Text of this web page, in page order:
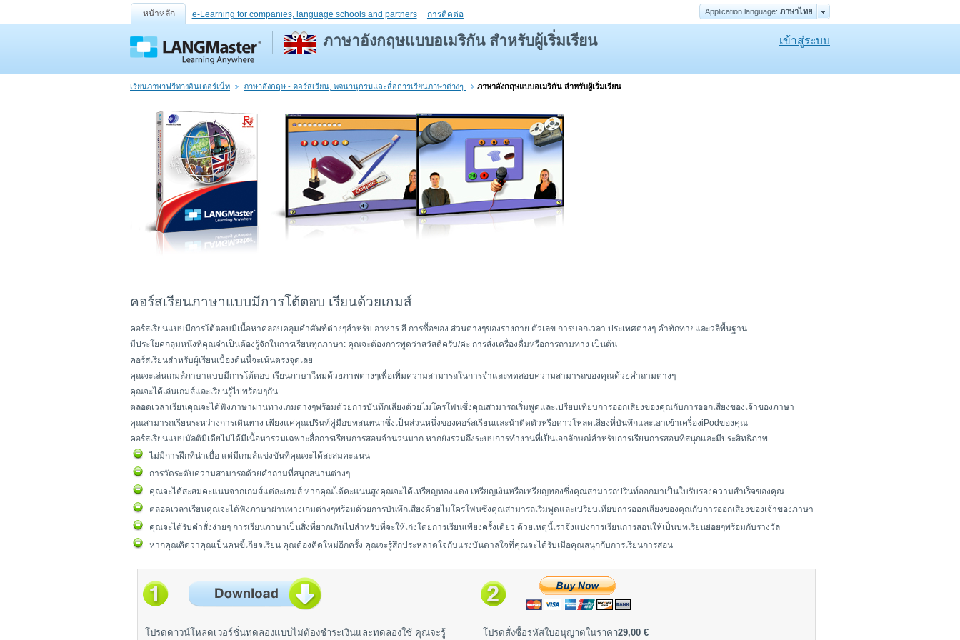
หน้าหลัก e-Learning for companies, language schools and partners การติดต่อ Application language: ภาษาไทย
ภาษาอังกฤษแบบอเมริกัน สำหรับผู้เริ่มเรียน เข้าสู่ระบบ
เรียนภาษาฟรีทางอินเตอร์เน็ท ภาษาอังกฤษ - คอร์สเรียน, พจนานุกรมและสื่อการเรียนภาษาต่างๆ ภาษาอังกฤษแบบอเมริกัน สำหรับผู้เริ่มเรียน
คอร์สเรียนภาษาแบบมีการโต้ตอบ เรียนด้วยเกมส์
คอร์สเรียนแบบมีการโต้ตอบมีเนื้อหาคลอบคลุมคำศัพท์ต่างๆสำหรับ อาหาร สี การซื้อของ ส่วนต่างๆของร่างกาย ตัวเลข การบอกเวลา ประเทศต่างๆ คำทักทายและวลีพื้นฐาน
มีประโยคกลุ่มหนึ่งที่คุณจำเป็นต้องรู้จักในการเรียนทุกภาษา: คุณจะต้องการพูดว่าสวัสดีครับ/ค่ะ การสั่งเครื่องดื่มหรือการถามทาง เป็นต้น
คอร์สเรียนสำหรับผู้เรียนเบื้องต้นนี้จะเน้นตรงจุดเลย
คุณจะเล่นเกมส์ภาษาแบบมีการโต้ตอบ เรียนภาษาใหม่ด้วยภาพต่างๆเพื่อเพิ่มความสามารถในการจำและทดสอบความสามารถของคุณด้วยคำถามต่างๆ
คุณจะได้เล่นเกมส์และเรียนรู้ไปพร้อมๆกัน
ตลอดเวลาเรียนคุณจะได้ฟังภาษาผ่านทางเกมต่างๆพร้อมด้วยการบันทึกเสียงด้วยไมโครโฟนซึ่งคุณสามารถเริ่มพูดและเปรียบเทียบการออกเสียงของคุณกับการออกเสียงของเจ้าของภาษา
คุณสามารถเรียนระหว่างการเดินทาง เพียงแค่คุณปรินท์คู่มือบทสนทนาซึ่งเป็นส่วนหนึ่งของคอร์สเรียนและนำติดตัวหรือดาวโหลดเสียงที่บันทึกและเอาเข้าเครื่องiPodของคุณ
คอร์สเรียนแบบมัลติมีเดียไม่ได้มีเนื้อหารวมเฉพาะสื่อการเรียนการสอนจำนวนมาก หากยังรวมถึงระบบการทำงานที่เป็นเอกลักษณ์สำหรับการเรียนการสอนที่สนุกและมีประสิทธิภาพ
ไม่มีการฝึกที่น่าเบื่อ แต่มีเกมส์แข่งขันที่คุณจะได้สะสมคะแนน
การวัดระดับความสามารถด้วยคำถามที่สนุกสนานต่างๆ
คุณจะได้สะสมคะแนนจากเกมส์แต่ละเกมส์ หากคุณได้คะแนนสูงคุณจะได้เหรียญทองแดง เหรียญเงินหรือเหรียญทองซึ่งคุณสามารถปรินท์ออกมาเป็นใบรับรองความสำเร็จของคุณ
ตลอดเวลาเรียนคุณจะได้ฟังภาษาผ่านทางเกมต่างๆพร้อมด้วยการบันทึกเสียงด้วยไมโครโฟนซึ่งคุณสามารถเริ่มพูดและเปรียบเทียบการออกเสียงของคุณกับการออกเสียงของเจ้าของภาษา
คุณจะได้รับคำสั่งง่ายๆ การเรียนภาษาเป็นสิ่งที่ยากเกินไปสำหรับที่จะให้เก่งโดยการเรียนเพียงครั้งเดียว ด้วยเหตุนี้เราจึงแบ่งการเรียนการสอนให้เป็นบทเรียนย่อยๆพร้อมกับรางวัล
หากคุณคิดว่าคุณเป็นคนขี้เกียจเรียน คุณต้องคิดใหม่อีกครั้ง คุณจะรู้สึกประหลาดใจกับแรงบันดาลใจที่คุณจะได้รับเมื่อคุณสนุกกับการเรียนการสอน
โปรดดาวน์โหลดเวอร์ชั่นทดลองแบบไม่ต้องชำระเงินและทดลองใช้ คุณจะรู้ โปรดสั่งซื้อรหัสใบอนุญาตในราคา29,00 €